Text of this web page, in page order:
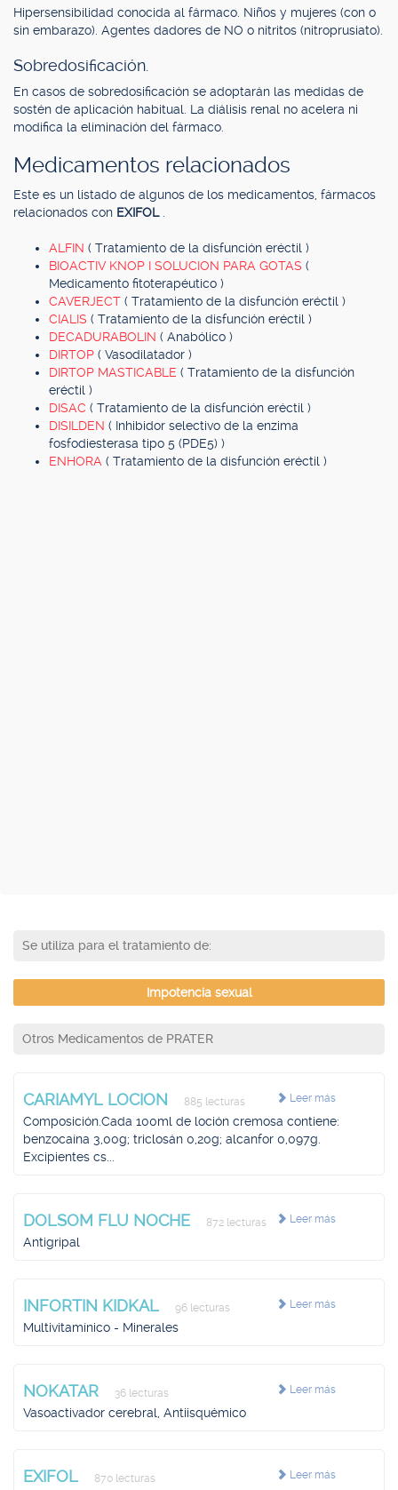
Hipersensibilidad conocida al fármaco. Niños y mujeres (con o
sin embarazo). Agentes dadores de NO o nitritos (nitroprusiato).
Sobredosificación.
En casos de sobredosificación se adoptarán las medidas de
sostén de aplicación habitual. La diálisis renal no acelera ni
modifica la eliminación del fármaco.
Medicamentos relacionados
Este es un listado de algunos de los medicamentos, fármacos
relacionados con EXIFOL
ALFIN ( Tratamiento de la disfunción eréctil )
BIOACTIV KNOP I SOLUCION PARA GOTAS (
Medicamento fitoterapéutico )
CAVERJECT ( Tratamiento de la disfunción eréctil )
CIALIS ( Tratamiento de la disfunción eréctil )
DECADURABOLIN ( Anabólico )
DIRTOP ( Vasodilatador )
DIRTOP MASTICABLE ( Tratamiento de la disfunción
eréctil )
DISAC ( Tratamiento de la disfunción eréctil )
DISILDEN ( Inhibidor selectivo de la enzima
fosfodiesterasa tipo 5 (PDE5) )
ENHORA ( Tratamiento de la disfunción eréctil )
Se utiliza para el tratamiento de:
Impotencia sexual
Otros Medicamentos de PRATER
Leer más
CARIAMYL LOCION 885 lecturas
Composición.Cada 100ml de loción cremosa contiene:
benzocaína 3,00g; triclosán 0,20g; alcanfor 0,097g.
Excipientes cs...
Leer más
DOLSOM FLU NOCHE 872 lecturas
Antigripal
Leer más
INFORTIN KIDKAL 96 lecturas
Multivitamínico - Minerales
Leer más
NOKATAR 36 lecturas
Vasoactivador cerebral, Antiisquémico
Leer más
EXIFOL 870 lecturas